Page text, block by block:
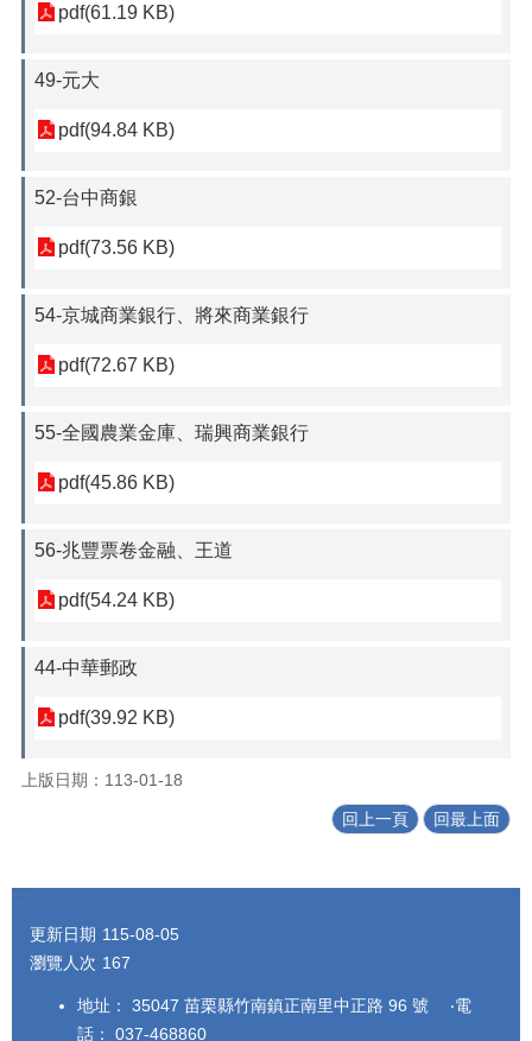
pdf(61.19 KB)
49-元大
pdf(94.84 KB)
52-台中商銀
pdf(73.56 KB)
54-京城商業銀行、將來商業銀行
pdf(72.67 KB)
55-全國農業金庫、瑞興商業銀行
pdf(45.86 KB)
56-兆豐票卷金融、王道
pdf(54.24 KB)
44-中華郵政
pdf(39.92 KB)
上版日期：113-01-18
回上一頁 回最上面
:::
更新日期 115-08-05
瀏覽人次 167
地址： 35047 苗栗縣竹南鎮正南里中正路 96 號 ‧電
話： 037-468860